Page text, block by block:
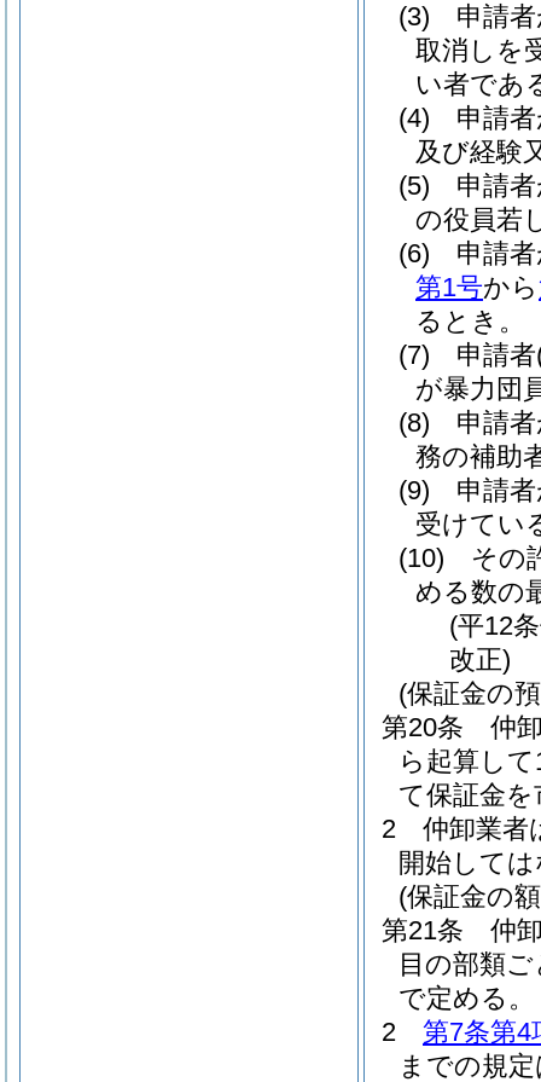
(3)
申請
取消しを
い者であ
(4)
申請
及び経験
(5)
申請
の役員若
(6)
申請
第1号から
るとき。
(7)
申請者
が暴力団
(8)
申請
務の補助
(9)
申請
受けてい
(10)
その
める数の
(平12
改正)
(保証金の
第20条
仲
ら起算し
て保証金
2
仲卸業者
開始して
(保証金の
第21条
仲
目の部類
で定める。
2
第7条第4
までの規